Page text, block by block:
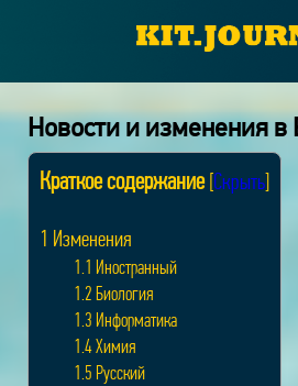
Новости и изменения в
Краткое содержание [Скрыть]
1 Изменения
1.1 Иностранный
1.2 Биология
1.3 Информатика
1.4Химия
1.5 Русский